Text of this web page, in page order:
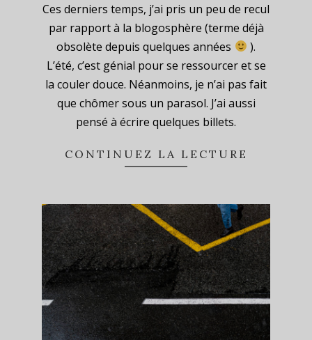
08-
07
Ces derniers temps, j’ai pris un peu de recul
par rapport à la blogosphère (terme déjà
obsolète depuis quelques années
).
L’été, c’est génial pour se ressourcer et se
la couler douce. Néanmoins, je n’ai pas fait
que chômer sous un parasol. J’ai aussi
pensé à écrire quelques billets.
CONTINUEZ LA LECTURE